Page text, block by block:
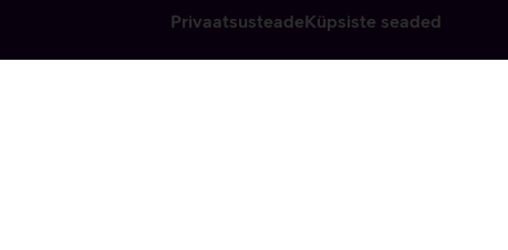
PrivaatsusteadeKüpsiste seaded